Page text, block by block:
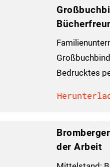
Bedrucktes
der Arbeit